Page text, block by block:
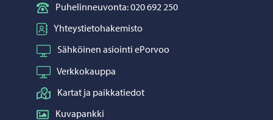
Puhelinneuvonta: 020 692 250
Yhteystietohakemisto
Sähköinen asiointi ePorvoo
Verkkokauppa
Kartat ja paikkatiedot
Kuvapankki